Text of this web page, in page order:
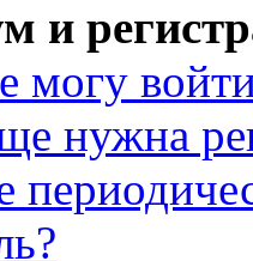
и
могу
нужна